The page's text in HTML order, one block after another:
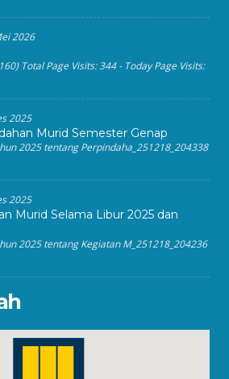
2026
Total Page Visits: 344 - Today Page Visits:
2025
Murid Semester Genap
2025 tentang Perpindaha_251218_204338
2025
Murid Selama Libur 2025 dan
2025 tentang Kegiatan M_251218_204236